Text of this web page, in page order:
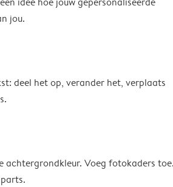
jou.
deel het op, verander het, verplaats
achtergrondkleur. Voeg fotokaders toe.